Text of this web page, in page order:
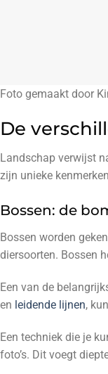
Foto gemaakt door
De
Landschap verwijst
zijn unieke
Bossen: de
Bossen worden
diersoorten. Bossen
Een van de
en leidende lijnen,
Een techniek die je
foto’s. Dit voegt